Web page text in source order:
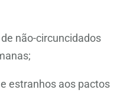
não-circuncidados
estranhos aos pactos